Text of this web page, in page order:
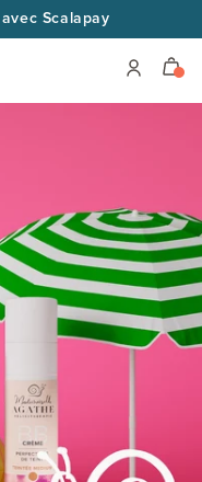
d’escargot